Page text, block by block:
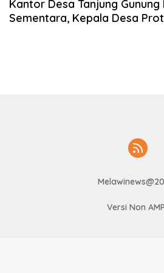
Kantor Desa Tanjung Gunung
Sementara, Kepala Desa
Versi Non AMP